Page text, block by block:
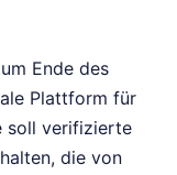
Ende des
Plattform für
soll verifizierte
die von